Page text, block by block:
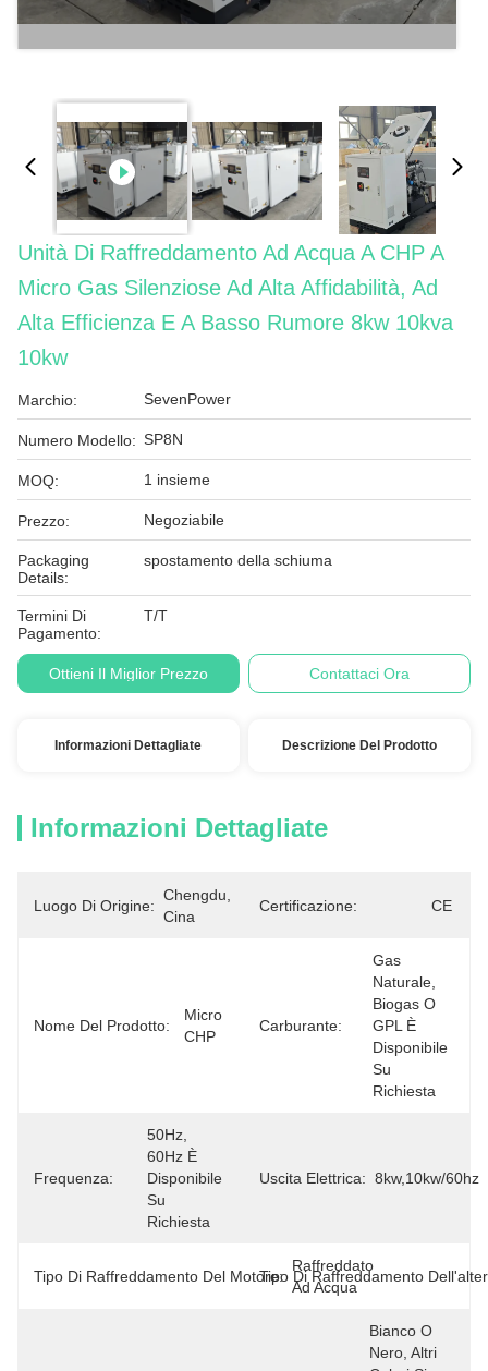
Unità Di Raffreddamento Ad Acqua A CHP A
Micro Gas Silenziose Ad Alta Affidabilità, Ad
Alta Efficienza E A Basso Rumore 8kw 10kva
10kw
Marchio: SevenPower
Numero Modello: SP8N
MOQ: 1 insieme
Prezzo: Negoziabile
Packaging
Details:
spostamento della schiuma
Termini Di
Pagamento:
T/T
Ottieni Il Miglior Prezzo Contattaci Ora
Informazioni Dettagliate Descrizione Del Prodotto
Informazioni Dettagliate
Luogo Di Origine:
Chengdu,
Cina
Certificazione: CE
Nome Del Prodotto:
Micro
CHP
Carburante:
Gas
Naturale,
Biogas O
GPL È
Disponibile
Su
Richiesta
Frequenza:
50Hz,
60Hz È
Disponibile
Su
Richiesta
Uscita Elettrica: 8kw,10kw/60hz
Tipo Di Raffreddamento Del Motore:
Raffreddato
Ad Acqua
Tipo Di Raffreddamento
Bianco O
Nero, Altri